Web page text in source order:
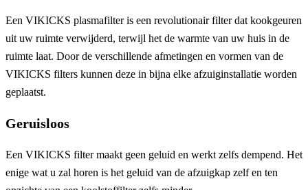
Een VIKICKS plasmafilter is een revolutionair filter dat kookgeuren
uit uw ruimte verwijderd, terwijl het de warmte van uw huis in de
ruimte laat. Door de verschillende afmetingen en vormen van de
VIKICKS filters kunnen deze in bijna elke afzuiginstallatie worden
geplaatst.
Geruisloos
Een VIKICKS filter maakt geen geluid en werkt zelfs dempend. Het
enige wat u zal horen is het geluid van de afzuigkap zelf en ten